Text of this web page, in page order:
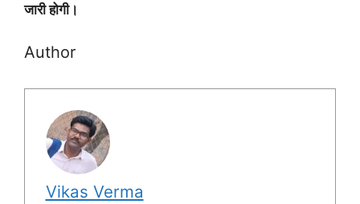
जारी होगी।
Author
Vikas Verma